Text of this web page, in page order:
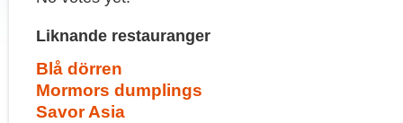
Liknande restauranger
Blå dörren
Mormors dumplings
Savor Asia